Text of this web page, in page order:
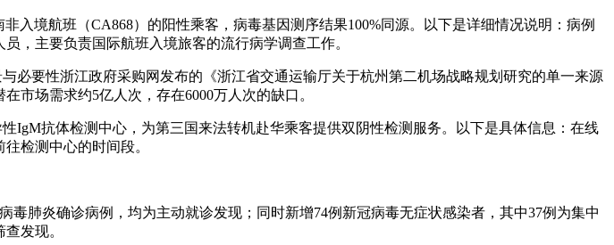
入境航班（CA868）的阳性乘客，病毒基因测序结果100%同源。以下是详细情况说明：病例
，主要负责国际航班入境旅客的流行病学调查工作。
必要性浙江政府采购网发布的《浙江省交通运输厅关于杭州第二机场战略规划研究的单一来源
市场需求约5亿人次，存在6000万人次的缺口。
IgM抗体检测中心，为第三国来法转机赴华乘客提供双阴性检测服务。以下是具体信息：在线
检测中心的时间段。
毒肺炎确诊病例，均为主动就诊发现；同时新增74例新冠病毒无症状感染者，其中37例为集中
发现。